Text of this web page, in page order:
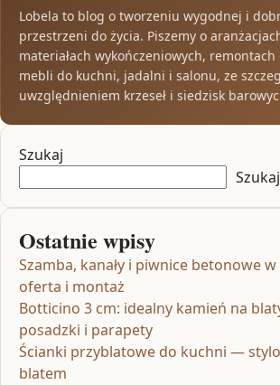
Lobela to blog o tworzeniu wygodnej i
przestrzeni do życia. Piszemy o
materiałach wykończeniowych,
mebli do kuchni, jadalni i salonu, ze
uwzględnieniem krzeseł i siedzisk
Szukaj
Szukaj
Ostatnie wpisy
Szamba, kanały i piwnice betonowe
oferta i montaż
Botticino 3 cm: idealny kamień na
posadzki i parapety
Ścianki przyblatowe do kuchni —
blatem